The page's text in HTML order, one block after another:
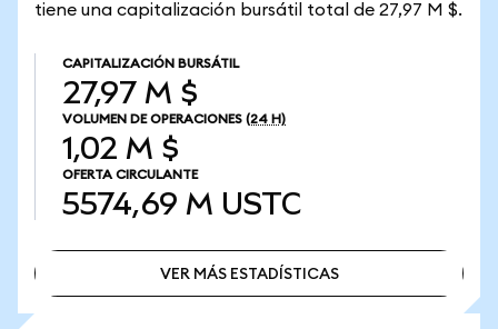
tiene una capitalización bursátil total de 27,97 M $.
CAPITALIZACIÓN BURSÁTIL
27,97 M $
VOLUMEN DE OPERACIONES (24 H)
1,02 M $
OFERTA CIRCULANTE
5574,69 M USTC
VER MÁS ESTADÍSTICAS